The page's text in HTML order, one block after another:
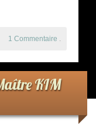
1 Commentaire .
KIM